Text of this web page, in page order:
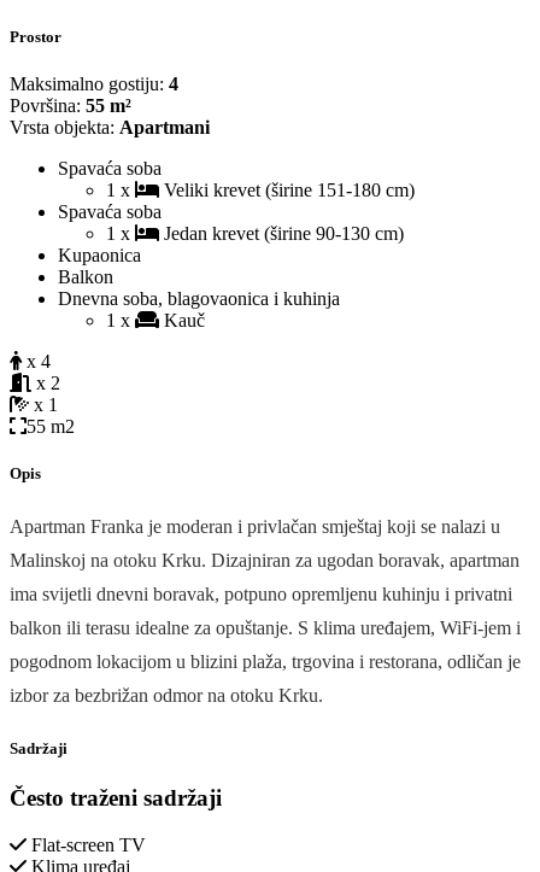
Prostor
Maksimalno gostiju: 4
Površina: 55 m²
Vrsta objekta: Apartmani
Spavaća soba
1 x
Veliki krevet (širine 151-180 cm)
Spavaća soba
1 x
Jedan krevet (širine 90-130 cm)
Kupaonica
Balkon
Dnevna soba, blagovaonica i kuhinja
1 x
Kauč
x 4
x 2
x 1
55 m2
Opis
Apartman Franka je moderan i privlačan smještaj koji se nalazi u
Malinskoj na otoku Krku. Dizajniran za ugodan boravak, apartman
ima svijetli dnevni boravak, potpuno opremljenu kuhinju i privatni
balkon ili terasu idealne za opuštanje. S klima uređajem, WiFi-jem i
pogodnom lokacijom u blizini plaža, trgovina i restorana, odličan je
izbor za bezbrižan odmor na otoku Krku.
Sadržaji
Često traženi sadržaji
Flat-screen TV
Klima uređaj